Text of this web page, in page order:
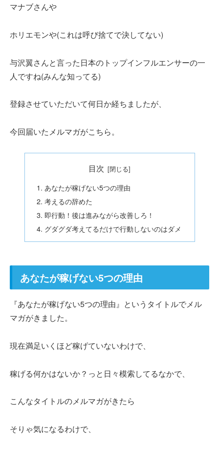
マナブさんや
ホリエモンや(これは呼び捨てで決してない)
与沢翼さんと言った日本のトップインフルエンサーの一
人ですね(みんな知ってる)
登録させていただいて何日か経ちましたが、
今回届いたメルマガがこちら。
目次
あなたが稼げない5つの理由
考えるの辞めた
即行動！後は進みながら改善しろ！
グダグダ考えてるだけで行動しないのはダメ
あなたが稼げない5つの理由
『あなたが稼げない5つの理由』というタイトルでメル
マガがきました。
現在満足いくほど稼げていないわけで、
稼げる何かはないか？っと日々模索してるなかで、
こんなタイトルのメルマガがきたら
そりゃ気になるわけで、